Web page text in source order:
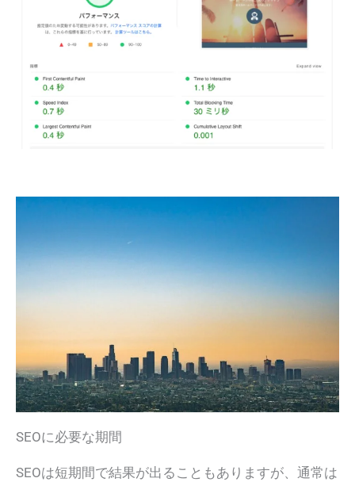
SEOに必要な期間
SEOは短期間で結果が出ることもありますが、通常は